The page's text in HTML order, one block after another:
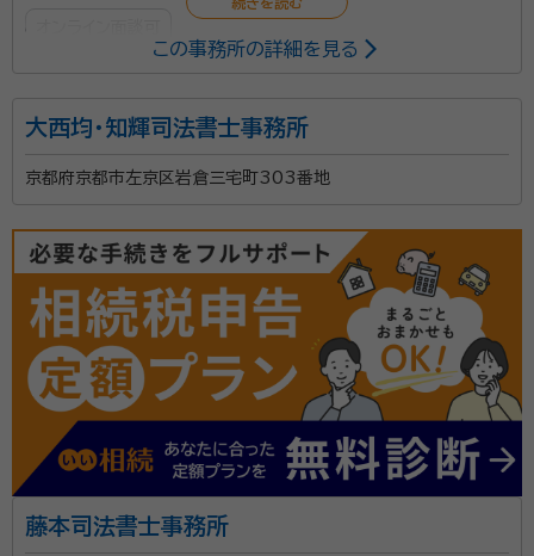
古藤 順三
行政書士・CFP、1級ファイナンシャル・プランニング技能
経歴：
大阪市出身。同志社大学法学部卒、1978年京都市就職、2014年
被相続人の死亡に伴う悲嘆の中で、遺言はあるのか等
様々な手続きを冷静沈着に一つ一つ完了するには、事
前に覚悟と手続きがなければ、大変骨の折れることで
す。私自身も親の死亡によって苦労した時期があります
ので、お困りの方に寄り添って解決策を探っていきま
す。 また残された家族が今後安心して暮らしていけるか
などの不安がないように、ファイナンシャル・プランナー
業務も行っておりますので、今後の家計改善やライフプ
ランも一緒に考えていきます。
資格等：行政書士, １級ファイナンシャル・プランニング技能士、
CFPⓇ認定者
所属団体： 京都府行政書士会
この事務所の詳細を見る
大西均・知輝司法書士事務所
京都府京都市左京区岩倉三宅町303番地
藤本司法書士事務所